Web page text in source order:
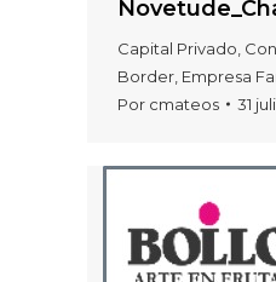
Capital Privado
Border Empresa
Por cmateos 31